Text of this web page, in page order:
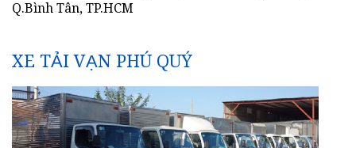
Q.Bình Tân, TP.HCM
XE TẢI VẠN PHÚ QUÝ